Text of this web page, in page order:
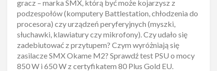
gracz – marka SMX, którą być może kojarzysz z
podzespołów (komputery Battlestation, chłodzenia do
procesora) czy urządzeń peryferyjnych (myszki,
słuchawki, klawiatury czy mikrofony). Czy udało się
zadebiutować z przytupem? Czym wyróżniają się
zasilacze SMX Okame M2? Sprawdź test PSU o mocy
850 W i 650 W z certyfikatem 80 Plus Gold EU.